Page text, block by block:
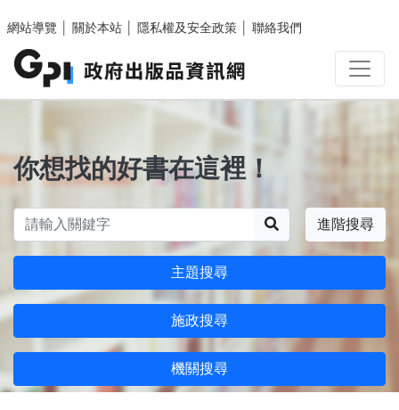
網站導覽
關於本站 隱私權及安全政策 聯絡我們
你想找的好書在這裡！
進階搜尋
主題搜尋
施政搜尋
機關搜尋